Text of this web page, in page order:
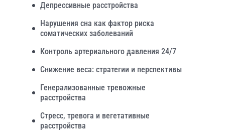
Депрессивные расстройства
Нарушения сна как фактор риска
соматических заболеваний
Контроль артериального давления 24/7
Снижение веса: стратегии и перспективы
Генерализованные тревожные
расстройства
Стресс, тревога и вегетативные
расстройства